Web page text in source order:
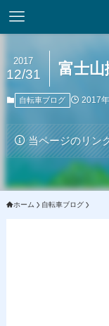
富士山
2017
12/31
自転車ブログ 2017
当ページのリン
ホーム 自転車ブログ